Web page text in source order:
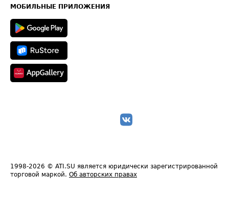
Техническая информация
МОБИЛЬНЫЕ ПРИЛОЖЕНИЯ
1998-2026 © ATI.SU является юридически зарегистрированной
торговой маркой. Об авторских правах